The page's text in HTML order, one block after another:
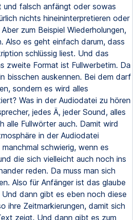
und falsch anfängt oder sowas
nichts hineininterpretieren oder
zum Beispiel Wiederholungen,
Also es geht einfach darum, dass
schlüssig liest. Und das
zweite Format ist Fullwerbetim. Da
bisschen auskennen. Bei dem darf
sondern es wird alles
Was in der Audiodatei zu hören
jedes Ä, jeder Sound, alles
alle Fullwörter auch. Damit wird
in der Audiodatei
schwierig, wenn es
die sich vielleicht auch noch ins
reden. Da muss man sich
Also für Anfänger ist das glaube
dann gibt es eben noch diese
ihre Zeitmarkierungen, damit sich
zeigt. Und dann gibt es zum